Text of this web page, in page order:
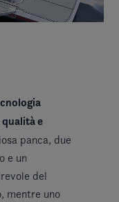
e
panca, due
e un
del
mentre uno